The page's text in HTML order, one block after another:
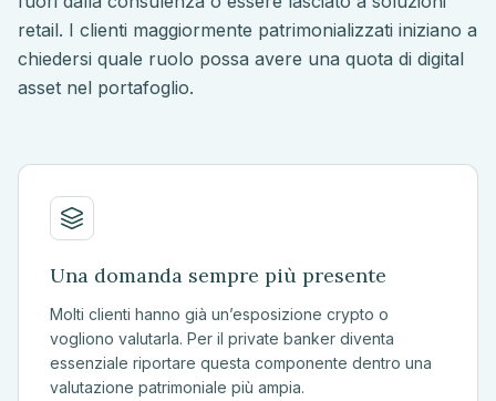
retail. I clienti maggiormente patrimonializzati iniziano a
chiedersi quale ruolo possa avere una quota di digital
asset nel portafoglio.
Una domanda sempre più presente
Molti clienti hanno già un’esposizione crypto o
vogliono valutarla. Per il private banker diventa
essenziale riportare questa componente dentro una
valutazione patrimoniale più ampia.